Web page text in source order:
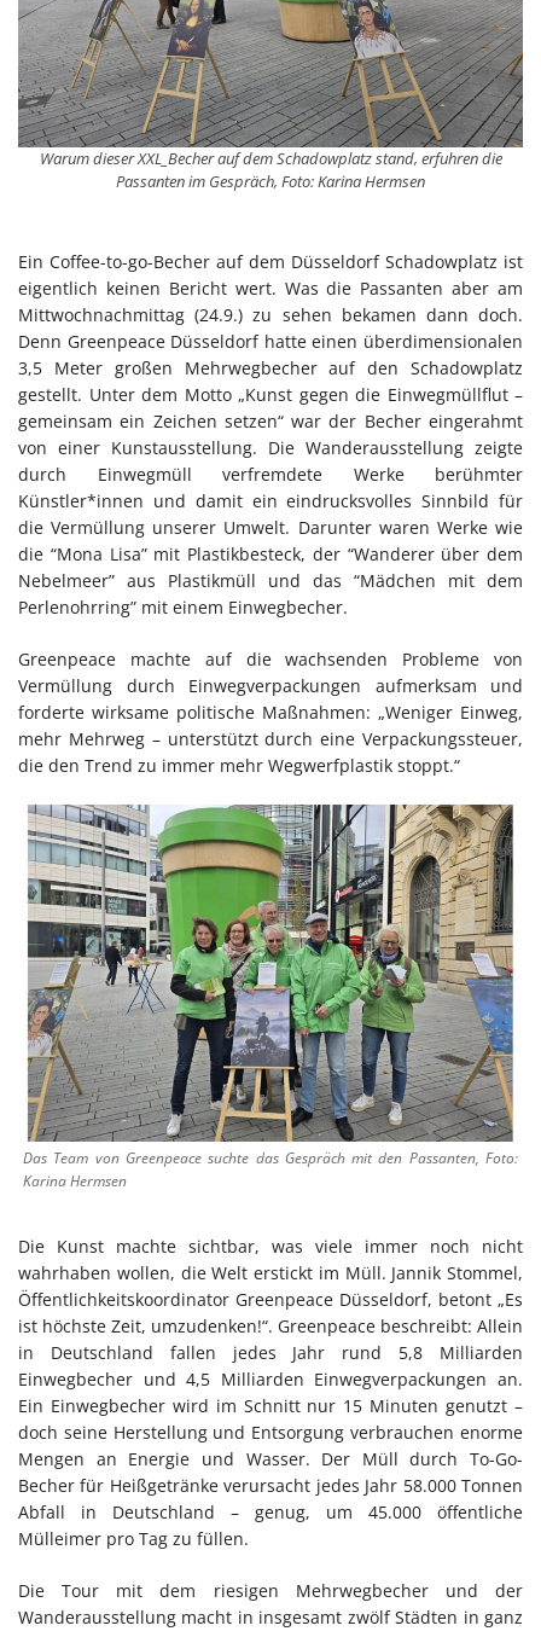
Warum dieser XXL_Becher auf dem Schadowplatz stand, erfuhren die
Passanten im Gespräch, Foto: Karina Hermsen
Ein Coffee-to-go-Becher auf dem Düsseldorf Schadowplatz ist
eigentlich keinen Bericht wert. Was die Passanten aber am
Mittwochnachmittag (24.9.) zu sehen bekamen dann doch.
Denn Greenpeace Düsseldorf hatte einen überdimensionalen
3,5 Meter großen Mehrwegbecher auf den Schadowplatz
gestellt. Unter dem Motto „Kunst gegen die Einwegmüllflut –
gemeinsam ein Zeichen setzen“ war der Becher eingerahmt
von einer Kunstausstellung. Die Wanderausstellung zeigte
durch Einwegmüll verfremdete Werke berühmter
Künstler*innen und damit ein eindrucksvolles Sinnbild für
die Vermüllung unserer Umwelt. Darunter waren Werke wie
die “Mona Lisa” mit Plastikbesteck, der “Wanderer über dem
Nebelmeer” aus Plastikmüll und das “Mädchen mit dem
Perlenohrring” mit einem Einwegbecher.
Greenpeace machte auf die wachsenden Probleme von
Vermüllung durch Einwegverpackungen aufmerksam und
forderte wirksame politische Maßnahmen: „Weniger Einweg,
mehr Mehrweg – unterstützt durch eine Verpackungssteuer,
die den Trend zu immer mehr Wegwerfplastik stoppt.“
Das Team von Greenpeace suchte das Gespräch mit den Passanten, Foto:
Karina Hermsen
Die Kunst machte sichtbar, was viele immer noch nicht
wahrhaben wollen, die Welt erstickt im Müll. Jannik Stommel,
Öffentlichkeitskoordinator Greenpeace Düsseldorf, betont „Es
ist höchste Zeit, umzudenken!“. Greenpeace beschreibt: Allein
in Deutschland fallen jedes Jahr rund 5,8 Milliarden
Einwegbecher und 4,5 Milliarden Einwegverpackungen an.
Ein Einwegbecher wird im Schnitt nur 15 Minuten genutzt –
doch seine Herstellung und Entsorgung verbrauchen enorme
Mengen an Energie und Wasser. Der Müll durch To-Go-
Becher für Heißgetränke verursacht jedes Jahr 58.000 Tonnen
Abfall in Deutschland – genug, um 45.000 öffentliche
Mülleimer pro Tag zu füllen.
Die Tour mit dem riesigen Mehrwegbecher und der
Wanderausstellung macht in insgesamt zwölf Städten in ganz